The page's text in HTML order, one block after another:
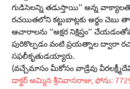
గుడిసెలన్ని తడుస్తాయి’’ అన్న
రచయితలోని కట్టుబాట్లకు అర్థం చెబు
ఆచారాలను ‘‘అక్షర నిక్షిప్తం’’
పురికొల్పడం వంటి ప్రయత్నాల ద్వారా
సఫలీకృతుడయ్యారు.
(వచ్చేమాసం మీకోసం వాడ్రేవు వీరలక్ష్మీదేవి
డాక్టర్‌ అమ్మిన శ్రీనివాసరాజు, ఫోను: